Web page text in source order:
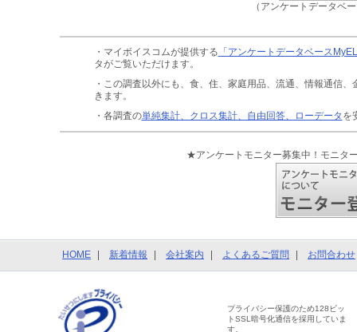
（アンケートデータベ
・マイボイスコムが提供する 「アンケートデータベース
タがご覧いただけます。
・この調査以外にも、食、住、家庭用品、流通、情報通信、
きます。
・各調査の単純集計、クロス集計、自由回答、ローデータ を
★アンケートモニター募集中！モニタ
HOME 新着情報 会社案内 よくあるご質問 お問合わせ
プライバシー保護のため128ビッ
トSSL暗号化通信を採用していま
す。